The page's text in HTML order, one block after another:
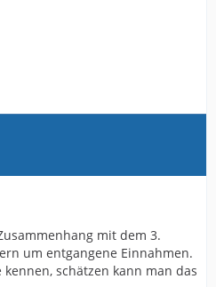
mit dem 3.
um entgangene Einnahmen.
schätzen kann man das